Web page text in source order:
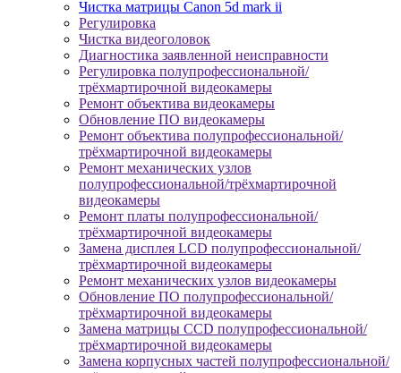
Чистка матрицы Canon 5d mark ii
Регулировка
Чистка видеоголовок
Диагностика заявленной неисправности
Регулировка полупрофессиональной/
трёхмартирочной видеокамеры
Ремонт объектива видеокамеры
Обновление ПО видеокамеры
Ремонт объектива полупрофессиональной/
трёхмартирочной видеокамеры
Ремонт механических узлов
полупрофессиональной/трёхмартирочной
видеокамеры
Ремонт платы полупрофессиональной/
трёхмартирочной видеокамеры
Замена дисплея LCD полупрофессиональной/
трёхмартирочной видеокамеры
Ремонт механических узлов видеокамеры
Обновление ПО полупрофессиональной/
трёхмартирочной видеокамеры
Замена матрицы CCD полупрофессиональной/
трёхмартирочной видеокамеры
Замена корпусных частей полупрофессиональной/